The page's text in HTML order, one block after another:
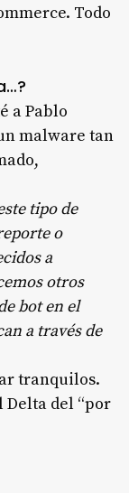
Todo
a Pablo
malware tan
tipo de
o
a
otros
bot en el
a través de
tranquilos.
Delta del “por